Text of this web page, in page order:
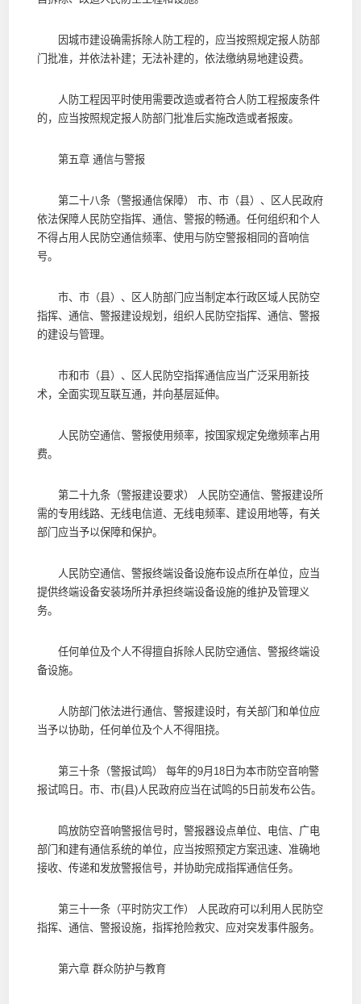
因城市建设确需拆除人防工程的，应当按照规定报人防部
门批准，并依法补建；无法补建的，依法缴纳易地建设费。
人防工程因平时使用需要改造或者符合人防工程报废条件
的，应当按照规定报人防部门批准后实施改造或者报废。
第五章 通信与警报
第二十八条（警报通信保障） 市、市（县）、区人民政府
依法保障人民防空指挥、通信、警报的畅通。任何组织和个人
不得占用人民防空通信频率、使用与防空警报相同的音响信
号。
市、市（县）、区人防部门应当制定本行政区域人民防空
指挥、通信、警报建设规划，组织人民防空指挥、通信、警报
的建设与管理。
市和市（县）、区人民防空指挥通信应当广泛采用新技
术，全面实现互联互通，并向基层延伸。
人民防空通信、警报使用频率，按国家规定免缴频率占用
费。
第二十九条（警报建设要求） 人民防空通信、警报建设所
需的专用线路、无线电信道、无线电频率、建设用地等，有关
部门应当予以保障和保护。
人民防空通信、警报终端设备设施布设点所在单位，应当
提供终端设备安装场所并承担终端设备设施的维护及管理义
务。
任何单位及个人不得擅自拆除人民防空通信、警报终端设
备设施。
人防部门依法进行通信、警报建设时，有关部门和单位应
当予以协助，任何单位及个人不得阻挠。
第三十条（警报试鸣） 每年的9月18日为本市防空音响警
报试鸣日。市、市(县)人民政府应当在试鸣的5日前发布公告。
鸣放防空音响警报信号时，警报器设点单位、电信、广电
部门和建有通信系统的单位，应当按照预定方案迅速、准确地
接收、传递和发放警报信号，并协助完成指挥通信任务。
第三十一条（平时防灾工作） 人民政府可以利用人民防空
指挥、通信、警报设施，指挥抢险救灾、应对突发事件服务。
第六章 群众防护与教育